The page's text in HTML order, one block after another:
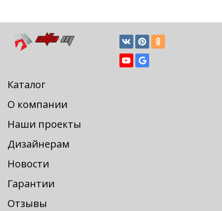
Каталог
О компании
Наши проекты
Дизайнерам
Новости
Гарантии
Отзывы